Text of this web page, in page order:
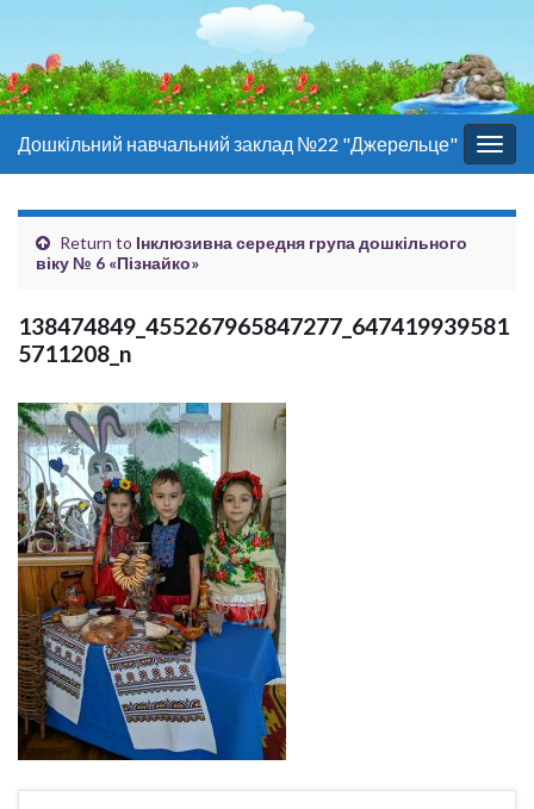
Дошкільний навчальний заклад №22 "Джерельце"
Return to Інклюзивна середня група дошкільного
віку № 6 «Пізнайко»
138474849_455267965847277_647419939581
5711208_n